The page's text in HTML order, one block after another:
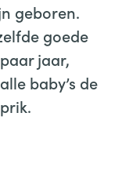
geboren.
goede
jaar,
baby’s de